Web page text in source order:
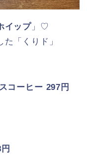
味しく完食です
でした★